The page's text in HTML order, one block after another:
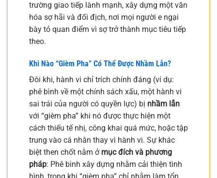
trường giao tiếp lành mạnh, xây dựng một văn
hóa sợ hãi và đối địch, nơi mọi người e ngại
bày tỏ quan điểm vì sợ trở thành mục tiêu tiếp
theo.
Khi Nào “Gièm Pha” Có Thể Được Nhầm Lẫn?
Đôi khi, hành vi chỉ trích chính đáng (ví dụ:
phê bình về một chính sách xấu, một hành vi
sai trái của người có quyền lực) bị nhầm lẫn
với “gièm pha” khi nó được thực hiện một
cách thiếu tế nhị, công khai quá mức, hoặc tập
trung vào cá nhân thay vì hành vi. Sự khác
biệt then chốt nằm ở mục đích và phương
pháp: Phê bình xây dựng nhằm cải thiện tình